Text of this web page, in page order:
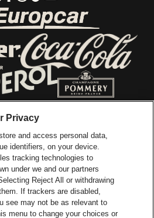
website van Lotto
Ga naar de website van
de website van JupilerGa naar de
van Red BullGa naar de
de website van Het logo van
Ga naar de
website van Croky
Ga naar de website van
Ga naar de website van Le Soir
Ga naar de
Privacy
and access personal data,
identifiers, on your device.
tracking technologies to
under we and our partners
Reject All or withdrawing
If trackers are disabled,
see may not be as relevant to
menu to change your choices or